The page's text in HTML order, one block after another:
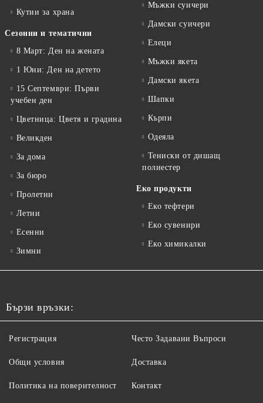
Кутии за храна
Сезонни и тематични
8 Март: Ден на жената
1 Юни: Ден на детето
15 Септември: Първи
учебен ден
Цветница: Цветя и градина
Великден
За дома
За бюро
Пролетни
Летни
Есенни
Зимни
Мъжки суичери
Дамски суичери
Елеци
Мъжки якета
Дамски якета
Шапки
Кърпи
Одеяла
Тениски от дишащ
полиестер
Еко продукти
Еко тефтери
Еко сувенири
Еко химикалки
Бързи връзки:
Регистрация
Общи условия
Политика на поверителност
Често Задавани Въпроси
Доставка
Контакт